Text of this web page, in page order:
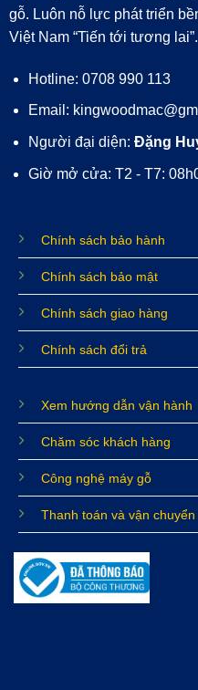
gỗ. Luôn nỗ lực phát triển
Việt Nam “Tiến tới tương lai”.
Hotline: 0708 990 113
Email:
Người đại diện: Đặng
Giờ mở cửa: T2 - T7:
Chính sách bảo hành
Chính sách bảo mật
Chính sách giao hàng
Chính sách đổi trả
Xem hướng dẫn vận hành
Chăm sóc khách hàng
Công nghệ máy gỗ
Thanh toán và vận chuyển